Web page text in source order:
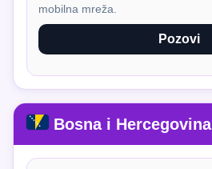
mobilna mreža.
Pozovi
Bosna i Hercegovina